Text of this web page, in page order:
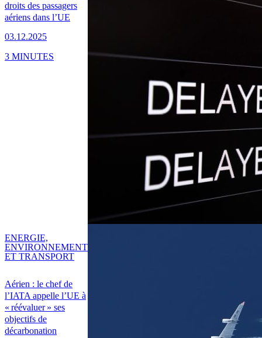
droits des passagers
aériens dans l’UE
03.12.2025
3 MINUTES
Aérien : le chef de
l’IATA appelle l’UE à
« réévaluer » ses
objectifs de
décarbonation
ENERGIE,
ENVIRONNEMENT
ET TRANSPORT